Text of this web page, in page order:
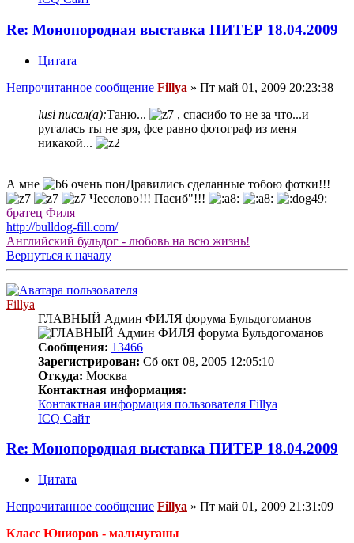
Re: Монопородная выставка ПИТЕР 18.04.2009
Цитата
Непрочитанное сообщение Fillya » Пт май 01, 2009 20:23:38
lusi писал(а):Таню...
, спасибо то не за что...и
ругалась ты не зря, фсе равно фотограф из меня
никакой...
А мне
очень понДравились сделанные тобою фотки!!!
Чесслово!!! Пасиб"!!!
братец Филя
http://bulldog-fill.com/
Английский бульдог - любовь на всю жизнь!
Вернуться к началу
Fillya
ГЛАВНЫЙ Админ ФИЛЯ форума Бульдогоманов
Сообщения: 13466
Зарегистрирован: Сб окт 08, 2005 12:05:10
Откуда: Москва
Контактная информация:
Контактная информация пользователя Fillya
ICQ Сайт
Re: Монопородная выставка ПИТЕР 18.04.2009
Цитата
Непрочитанное сообщение Fillya » Пт май 01, 2009 21:31:09
Класс Юниоров - мальчуганы